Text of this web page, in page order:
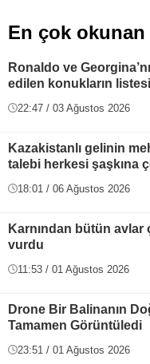
En çok okunan
Ronaldo ve
edilen konukların
22:47 / 03 Ağustos 2026
Kazakistanlı gelinin
talebi herkesi şaşkına
18:01 / 06 Ağustos 2026
Karnından bütün avlar
vurdu
11:53 / 01 Ağustos 2026
Drone Bir Balinanın
Tamamen Görüntüledi
23:51 / 01 Ağustos 2026